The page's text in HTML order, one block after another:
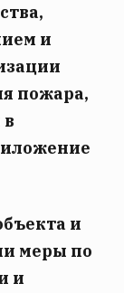
и
пожара,
и
меры по
и